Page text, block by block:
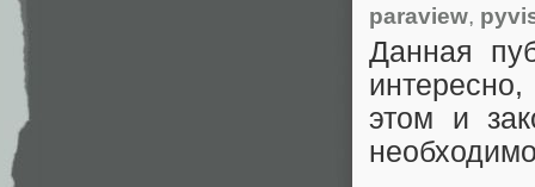
paraview,
Данная
этом и